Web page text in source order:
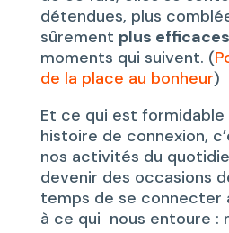
détendues, plus
sûrement plus efficaces
moments qui suivent. (
de la place au bonheur)
Et ce qui est
histoire de connexion,
nos activités du
devenir des occasions
temps de se connecter
à ce qui nous entoure :